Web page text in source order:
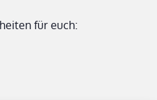
für euch: